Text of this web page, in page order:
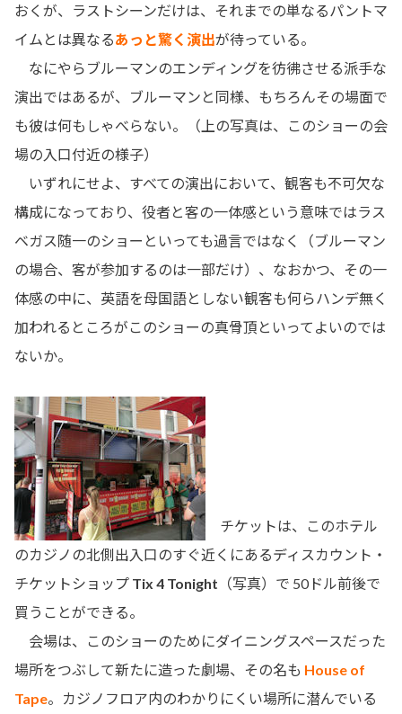
おくが、ラストシーンだけは、それまでの単なるパントマ
イムとは異なるあっと驚く演出が待っている。
なにやらブルーマンのエンディングを彷彿させる派手な
演出ではあるが、ブルーマンと同様、もちろんその場面で
も彼は何もしゃべらない。（上の写真は、このショーの会
場の入口付近の様子）
いずれにせよ、すべての演出において、観客も不可欠な
構成になっており、役者と客の一体感という意味ではラス
ベガス随一のショーといっても過言ではなく（ブルーマン
の場合、客が参加するのは一部だけ）、なおかつ、その一
体感の中に、英語を母国語としない観客も何らハンデ無く
加われるところがこのショーの真骨頂といってよいのでは
ないか。
チケットは、このホテル
のカジノの北側出入口のすぐ近くにあるディスカウント・
チケットショップ Tix 4 Tonight （写真）で 50ドル前後で
買うことができる。
会場は、このショーのためにダイニングスペースだった
場所をつぶして新たに造った劇場、その名も House of
Tape。カジノフロア内のわかりにくい場所に潜んでいる